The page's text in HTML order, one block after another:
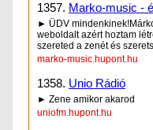
1357. Marko-music -
► ÜDV
weboldalt azért hoztam
szereted a zenét és
marko-music.hupont.hu
1358. Unio Rádió
► Zene amikor akarod
uniofm.hupont.hu